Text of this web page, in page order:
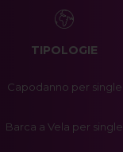
TIPOLOGIE
Capodanno per single
Barca a Vela per single